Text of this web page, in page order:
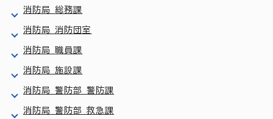
消防局 総務課
消防局 消防団室
消防局 職員課
消防局 施設課
消防局 警防部 警防課
消防局 警防部 救急課